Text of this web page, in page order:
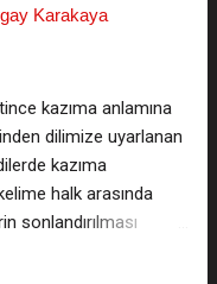
uzmanlık
bağlı Semiha
görev yaptım. En
eğitimine
hasta, ameliyat,
veya asistan eğitimi
Karakaya
kazıma anlamına
dilimize uyarlanan
kazıma
halk arasında
sonlandırılması